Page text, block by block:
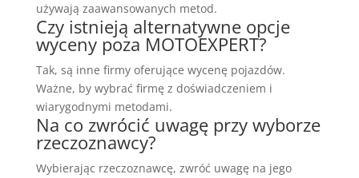
używają zaawansowanych metod.
Czy istnieją alternatywne opcje
wyceny poza MOTOEXPERT?
Tak, są inne firmy oferujące wycenę pojazdów.
Ważne, by wybrać firmę z doświadczeniem i
wiarygodnymi metodami.
Na co zwrócić uwagę przy wyborze
rzeczoznawcy?
Wybierając rzeczoznawcę, zwróć uwagę na jego